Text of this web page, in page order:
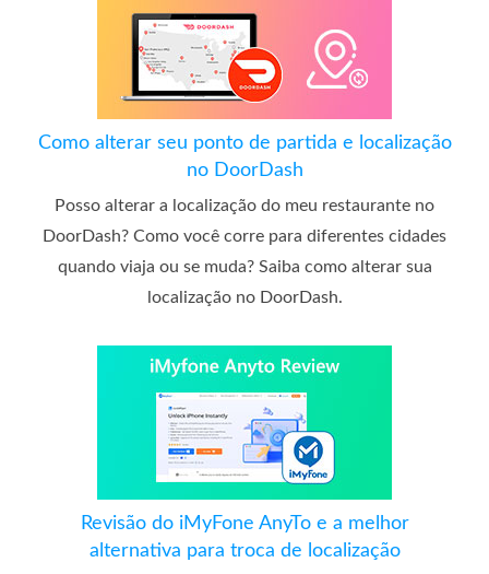
Como alterar seu ponto de partida e localização
no DoorDash
Posso alterar a localização do meu restaurante no
DoorDash? Como você corre para diferentes cidades
quando viaja ou se muda? Saiba como alterar sua
localização no DoorDash.
Revisão do iMyFone AnyTo e a melhor
alternativa para troca de localização